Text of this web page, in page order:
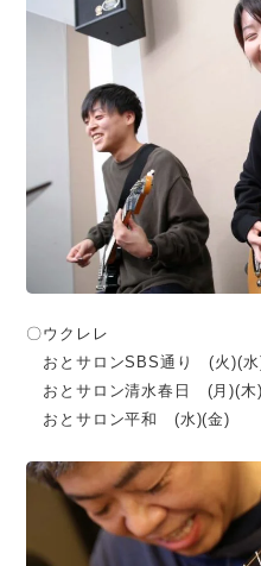
〇ウクレレ
おとサロンSBS通り (火)(水
おとサロン清水春日 (月)(木
おとサロン平和 (水)(金)